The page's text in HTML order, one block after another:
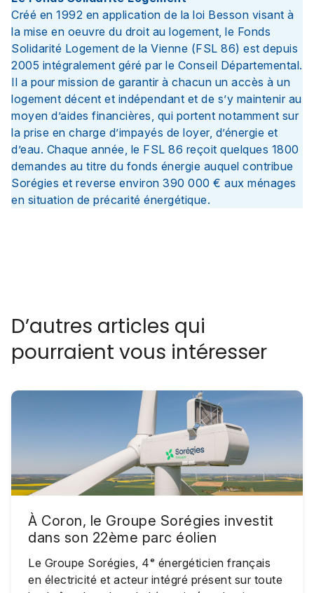
Créé en 1992 en application de la loi Besson visant à
la mise en oeuvre du droit au logement, le Fonds
Solidarité Logement de la Vienne (FSL 86) est depuis
2005 intégralement géré par le Conseil Départemental.
Il a pour mission de garantir à chacun un accès à un
logement décent et indépendant et de s’y maintenir au
moyen d’aides financières, qui portent notamment sur
la prise en charge d’impayés de loyer, d’énergie et
d’eau. Chaque année, le FSL 86 reçoit quelques 1800
demandes au titre du fonds énergie auquel contribue
Sorégies et reverse environ 390 000 € aux ménages
en situation de précarité énergétique.
D’autres articles qui
pourraient vous intéresser
À Coron, le Groupe Sorégies investit
dans son 22ème parc éolien
Le Groupe Sorégies, 4ᵉ énergéticien français
en électricité et acteur intégré présent sur toute